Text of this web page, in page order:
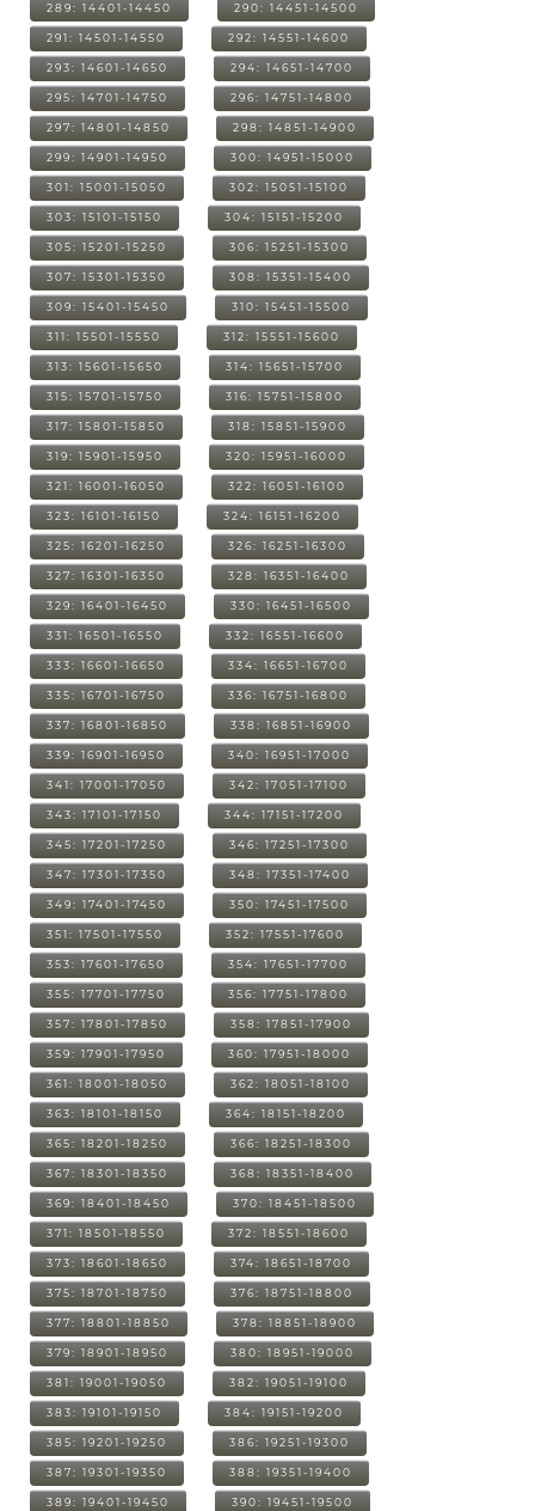
289: 14401-14450 290: 14451-14500
291: 14501-14550 292: 14551-14600
293: 14601-14650 294: 14651-14700
295: 14701-14750 296: 14751-14800
297: 14801-14850 298: 14851-14900
299: 14901-14950 300: 14951-15000
301: 15001-15050 302: 15051-15100
303: 15101-15150 304: 15151-15200
305: 15201-15250 306: 15251-15300
307: 15301-15350 308: 15351-15400
309: 15401-15450 310: 15451-15500
311: 15501-15550 312: 15551-15600
313: 15601-15650 314: 15651-15700
315: 15701-15750 316: 15751-15800
317: 15801-15850 318: 15851-15900
319: 15901-15950 320: 15951-16000
321: 16001-16050 322: 16051-16100
323: 16101-16150 324: 16151-16200
325: 16201-16250 326: 16251-16300
327: 16301-16350 328: 16351-16400
329: 16401-16450 330: 16451-16500
331: 16501-16550 332: 16551-16600
333: 16601-16650 334: 16651-16700
335: 16701-16750 336: 16751-16800
337: 16801-16850 338: 16851-16900
339: 16901-16950 340: 16951-17000
341: 17001-17050 342: 17051-17100
343: 17101-17150 344: 17151-17200
345: 17201-17250 346: 17251-17300
347: 17301-17350 348: 17351-17400
349: 17401-17450 350: 17451-17500
351: 17501-17550 352: 17551-17600
353: 17601-17650 354: 17651-17700
355: 17701-17750 356: 17751-17800
357: 17801-17850 358: 17851-17900
359: 17901-17950 360: 17951-18000
361: 18001-18050 362: 18051-18100
363: 18101-18150 364: 18151-18200
365: 18201-18250 366: 18251-18300
367: 18301-18350 368: 18351-18400
369: 18401-18450 370: 18451-18500
371: 18501-18550 372: 18551-18600
373: 18601-18650 374: 18651-18700
375: 18701-18750 376: 18751-18800
377: 18801-18850 378: 18851-18900
379: 18901-18950 380: 18951-19000
381: 19001-19050 382: 19051-19100
383: 19101-19150 384: 19151-19200
385: 19201-19250 386: 19251-19300
387: 19301-19350 388: 19351-19400
389: 19401-19450 390: 19451-19500